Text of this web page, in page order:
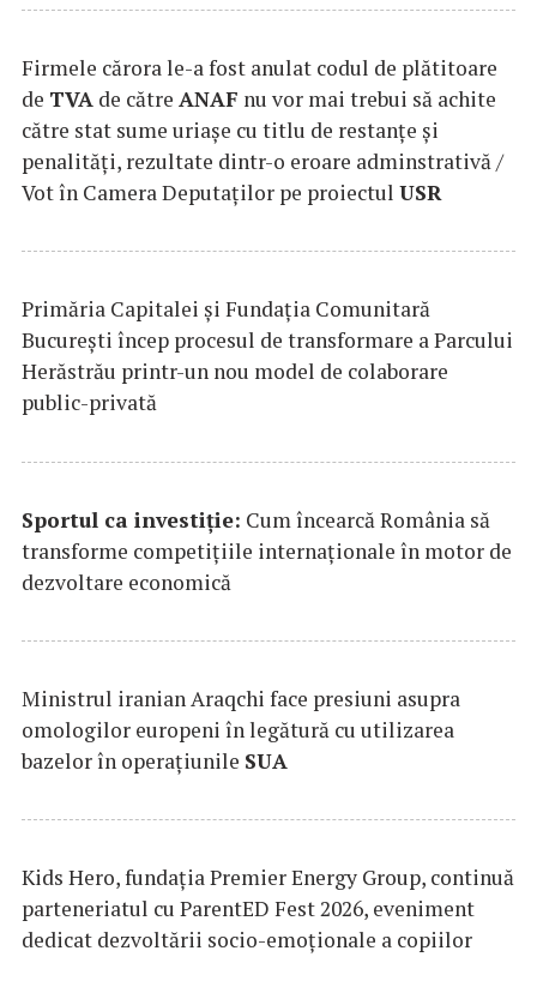
Firmele cărora le-a fost anulat codul de plătitoare
de TVA de către ANAF nu vor mai trebui să achite
către stat sume uriaşe cu titlu de restanţe şi
penalităţi, rezultate dintr-o eroare adminstrativă /
Vot în Camera Deputaţilor pe proiectul USR
Primăria Capitalei și Fundația Comunitară
București încep procesul de transformare a Parcului
Herăstrău printr-un nou model de colaborare
public-privată
Sportul ca investiție: Cum încearcă România să
transforme competițiile internaționale în motor de
dezvoltare economică
Ministrul iranian Araqchi face presiuni asupra
omologilor europeni în legătură cu utilizarea
bazelor în operațiunile SUA
Kids Hero, fundația Premier Energy Group, continuă
parteneriatul cu ParentED Fest 2026, eveniment
dedicat dezvoltării socio-emoționale a copiilor